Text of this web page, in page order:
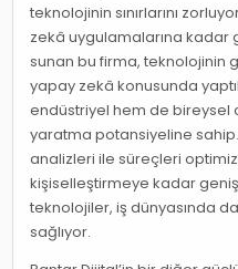
teknolojinin sınırlarını
zekâ uygulamalarına
sunan bu firma, teknolojinin
yapay zekâ konusunda
endüstriyel hem de
yaratma potansiyeline
analizleri ile süreçleri
kişiselleştirmeye kadar
teknolojiler, iş dünyasında
sağlıyor.